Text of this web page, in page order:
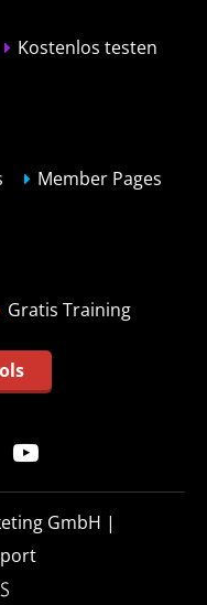
Kostenlos testen
Member Pages
Gratis Training
GmbH |